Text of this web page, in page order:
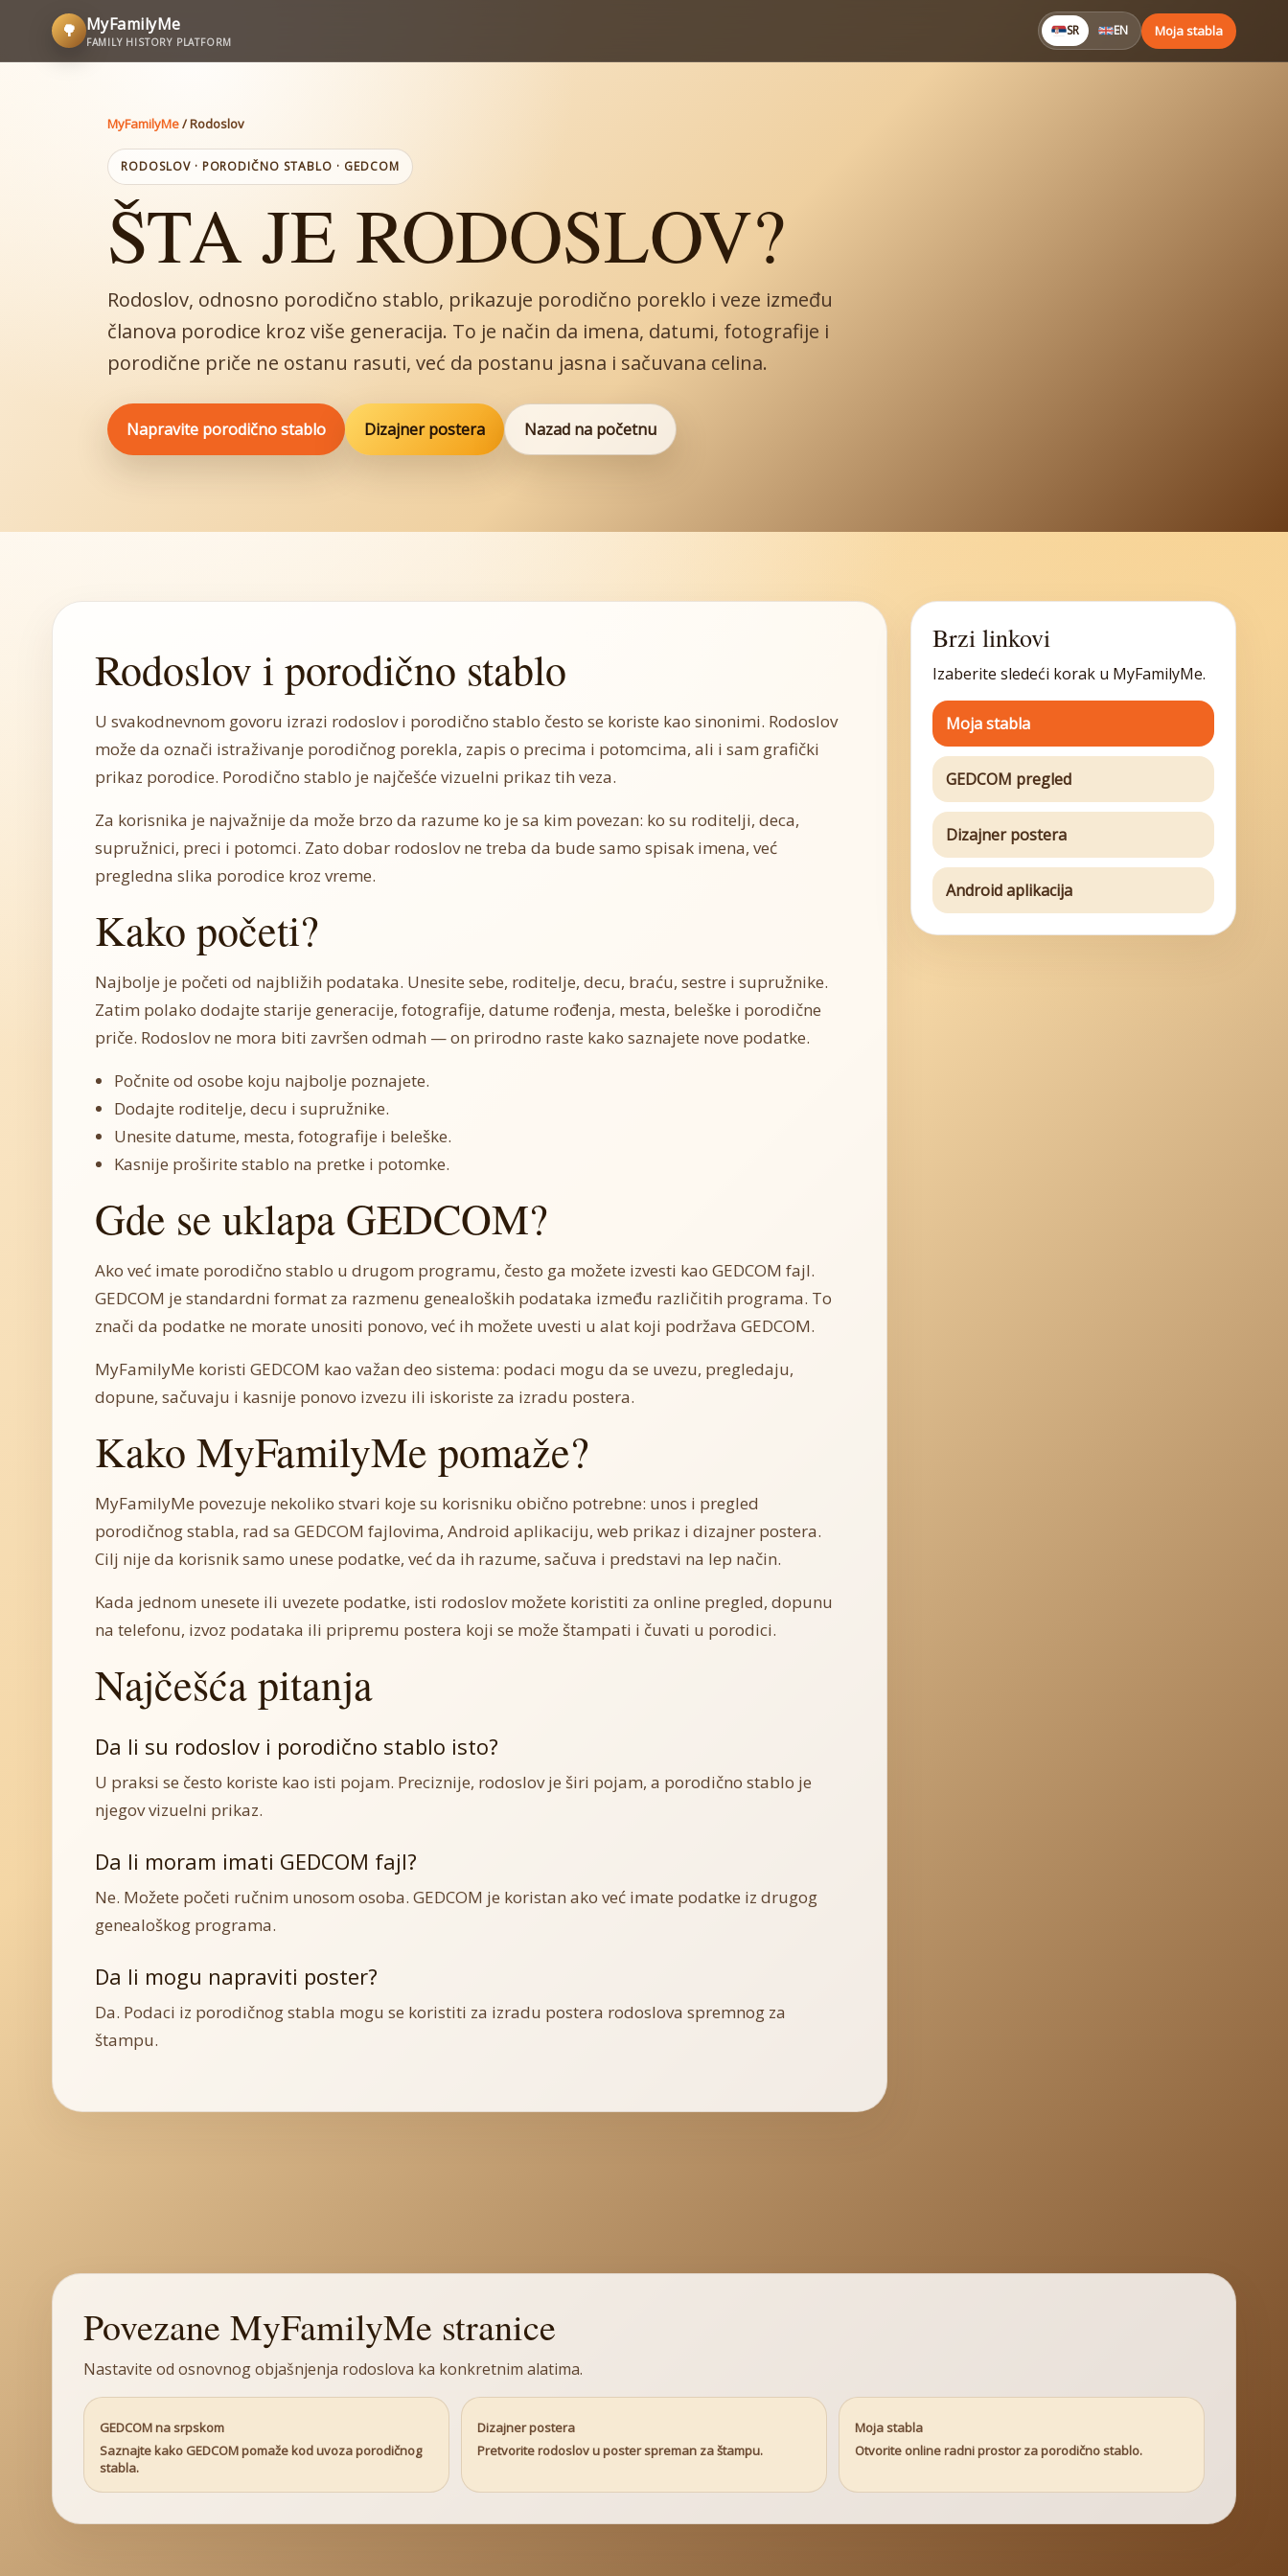
🌳 MyFamilyMe
FAMILY HISTORY PLATFORM
SR EN Moja stabla
MyFamilyMe/Rodoslov
RODOSLOV · PORODIČNO STABLO · GEDCOM
ŠTA JE RODOSLOV?
Rodoslov, odnosno porodično stablo, prikazuje porodično poreklo i veze između
članova porodice kroz više generacija. To je način da imena, datumi, fotografije i
porodične priče ne ostanu rasuti, već da postanu jasna i sačuvana celina.
Napravite porodično stablo Dizajner postera Nazad na početnu
Rodoslov i porodično stablo
U svakodnevnom govoru izrazi rodoslov i porodično stablo često se koriste kao sinonimi. Rodoslov
može da označi istraživanje porodičnog porekla, zapis o precima i potomcima, ali i sam grafički
prikaz porodice. Porodično stablo je najčešće vizuelni prikaz tih veza.
Za korisnika je najvažnije da može brzo da razume ko je sa kim povezan: ko su roditelji, deca,
supružnici, preci i potomci. Zato dobar rodoslov ne treba da bude samo spisak imena, već
pregledna slika porodice kroz vreme.
Kako početi?
Najbolje je početi od najbližih podataka. Unesite sebe, roditelje, decu, braću, sestre i supružnike.
Zatim polako dodajte starije generacije, fotografije, datume rođenja, mesta, beleške i porodične
priče. Rodoslov ne mora biti završen odmah — on prirodno raste kako saznajete nove podatke.
Počnite od osobe koju najbolje poznajete.
Dodajte roditelje, decu i supružnike.
Unesite datume, mesta, fotografije i beleške.
Kasnije proširite stablo na pretke i potomke.
Gde se uklapa GEDCOM?
Ako već imate porodično stablo u drugom programu, često ga možete izvesti kao GEDCOM fajl.
GEDCOM je standardni format za razmenu genealoških podataka između različitih programa. To
znači da podatke ne morate unositi ponovo, već ih možete uvesti u alat koji podržava GEDCOM.
MyFamilyMe koristi GEDCOM kao važan deo sistema: podaci mogu da se uvezu, pregledaju,
dopune, sačuvaju i kasnije ponovo izvezu ili iskoriste za izradu postera.
Kako MyFamilyMe pomaže?
MyFamilyMe povezuje nekoliko stvari koje su korisniku obično potrebne: unos i pregled
porodičnog stabla, rad sa GEDCOM fajlovima, Android aplikaciju, web prikaz i dizajner postera.
Cilj nije da korisnik samo unese podatke, već da ih razume, sačuva i predstavi na lep način.
Kada jednom unesete ili uvezete podatke, isti rodoslov možete koristiti za online pregled, dopunu
na telefonu, izvoz podataka ili pripremu postera koji se može štampati i čuvati u porodici.
Najčešća pitanja
Da li su rodoslov i porodično stablo isto?
U praksi se često koriste kao isti pojam. Preciznije, rodoslov je širi pojam, a porodično stablo je
njegov vizuelni prikaz.
Da li moram imati GEDCOM fajl?
Ne. Možete početi ručnim unosom osoba. GEDCOM je koristan ako već imate podatke iz drugog
genealoškog programa.
Da li mogu napraviti poster?
Da. Podaci iz porodičnog stabla mogu se koristiti za izradu postera rodoslova spremnog za
štampu.
Brzi linkovi
Izaberite sledeći korak u MyFamilyMe.
Moja stabla
GEDCOM pregled
Dizajner postera
Android aplikacija
Povezane MyFamilyMe stranice
Nastavite od osnovnog objašnjenja rodoslova ka konkretnim alatima.
GEDCOM na srpskom
Saznajte kako GEDCOM pomaže kod uvoza porodičnog
stabla.
Dizajner postera
Pretvorite rodoslov u poster spreman za štampu.
Moja stabla
Otvorite online radni prostor za porodično stablo.